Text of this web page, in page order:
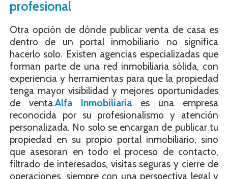
profesional
Otra opción de dónde publicar venta de casa es
dentro de un portal inmobiliario no significa
hacerlo solo. Existen agencias especializadas que
forman parte de una red inmobiliaria sólida, con
experiencia y herramientas para que la propiedad
tenga mayor visibilidad y mejores oportunidades
de venta.Alfa Inmobiliaria es una empresa
reconocida por su profesionalismo y atención
personalizada. No solo se encargan de publicar tu
propiedad en su propio portal inmobiliario, sino
que asesoran en todo el proceso de contacto,
filtrado de interesados, visitas seguras y cierre de
operaciones, siempre con una perspectiva legal y